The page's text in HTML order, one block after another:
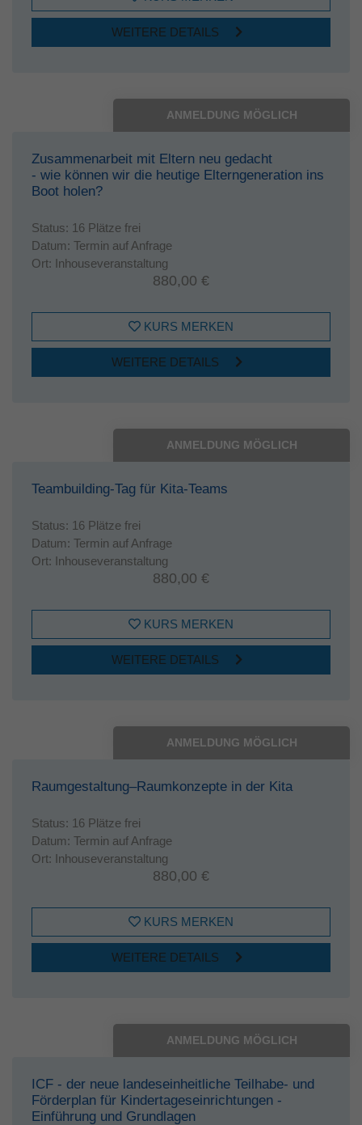
WEITERE DETAILS
ANMELDUNG MÖGLICH
Zusammenarbeit mit Eltern neu gedacht
- wie können wir die heutige Elterngeneration ins
Boot holen?
Status: 16 Plätze frei
Datum: Termin auf Anfrage
Ort: Inhouseveranstaltung
880,00 €
KURS MERKEN
WEITERE DETAILS
ANMELDUNG MÖGLICH
Teambuilding-Tag für Kita-Teams
Status: 16 Plätze frei
Datum: Termin auf Anfrage
Ort: Inhouseveranstaltung
880,00 €
KURS MERKEN
WEITERE DETAILS
ANMELDUNG MÖGLICH
Raumgestaltung–Raumkonzepte in der Kita
Status: 16 Plätze frei
Datum: Termin auf Anfrage
Ort: Inhouseveranstaltung
880,00 €
KURS MERKEN
WEITERE DETAILS
ANMELDUNG MÖGLICH
ICF - der neue landeseinheitliche Teilhabe- und
Förderplan für Kindertageseinrichtungen -
Einführung und Grundlagen